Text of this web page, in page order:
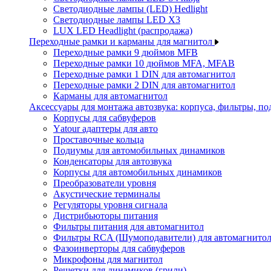
Светодиодные лампы (LED) Hedlight
Светодиодные лампы LED X3
LUX LED Headlight (распродажа)
Переходные рамки и карманы для магнитол
Переходные рамки 9 дюймов MFB
Переходные рамки 10 дюймов MFA, MFAB
Переходные рамки 1 DIN для автомагнитол
Переходные рамки 2 DIN для автомагнитол
Карманы для автомагнитол
Аксессуары для монтажа автозвука: корпуса, фильтры,
Корпусы для сабвуферов
Yаtour адаптеры для авто
Проставочные кольца
Подиумы для автомобильных динамиков
Конденсаторы для автозвука
Корпусы для автомобильных динамиков
Преобразователи уровня
Акустические терминалы
Регуляторы уровня сигнала
Дистрибьюторы питания
Фильтры питания для автомагнитол
Фильтры RCA (Шумоподавители) для автомагнитол
Фазоинверторы для сабвуферов
Микрофоны для магнитол